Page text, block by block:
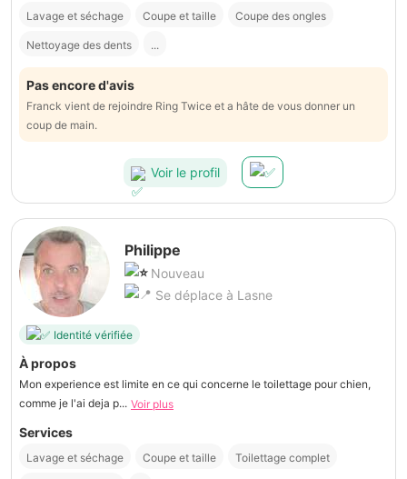
Lavage et séchage Coupe et taille Coupe des ongles
Nettoyage des dents ...
Pas encore d'avis
Franck vient de rejoindre Ring Twice et a hâte de vous donner un
coup de main.
Voir le profil
Philippe
Nouveau
Se déplace à Lasne
Identité vérifiée
À propos
Mon experience est limite en ce qui concerne le toilettage pour chien,
comme je l'ai deja p... Voir plus
Services
Lavage et séchage Coupe et taille Toilettage complet